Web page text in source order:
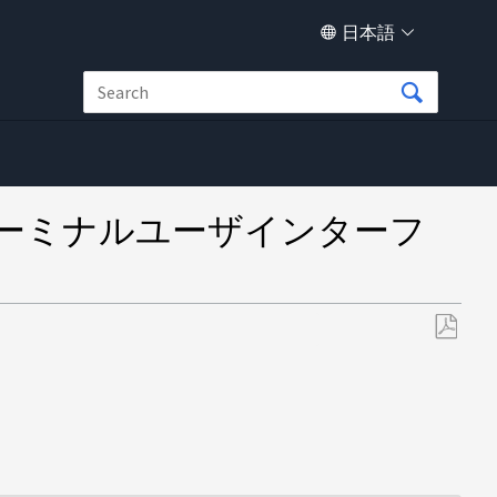
日本語
ミナルユーザインターフ